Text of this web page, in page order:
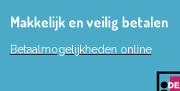
e
o
Makkelijk en veilig betalen
Betaalmogelijkheden online